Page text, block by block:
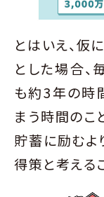
とはいえ、仮
とした場合
も約3年の時
まう時間のこ
貯蓄に励むよ
得策と考える